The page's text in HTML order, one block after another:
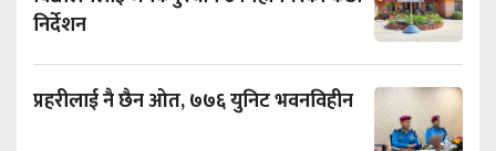
निर्देशन
प्रहरीलाई नै छैन ओत, ७७६ युनिट भवनविहीन